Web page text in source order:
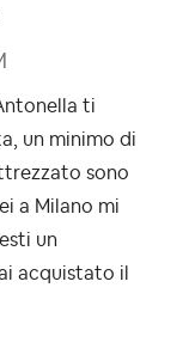
ti
un minimo di
sono
a Milano mi
un
acquistato il